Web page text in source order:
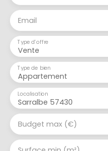
Email
Vente
Type d'offre
Appartement
Type de bien
Sarralbe 57430
Localisation
Budget max (€)